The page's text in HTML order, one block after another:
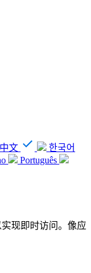
文
한국어
Português
现即时访问。像应